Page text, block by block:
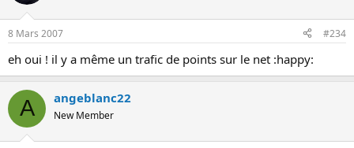
8 Mars 2007 #234
eh oui ! il y a même un trafic de points sur le net :happy:
A angeblanc22
New Member